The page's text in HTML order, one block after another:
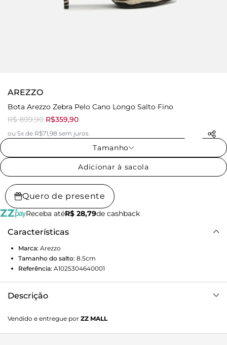
AREZZO
Bota Arezzo Zebra Pelo Cano Longo Salto Fino
R$ 899,90 R$359,90
ou 5x de R$71,98 sem juros
Tamanho
Adicionar à sacola
Quero de presente
Receba atéR$ 28,79de cashback
Características
Marca: Arezzo
Tamanho do salto: 8.5cm
Referência: A1025304640001
Descrição
modelo tem cano longo, salto médio fino e bico fino. Traz
cabedal ajustado ao pé e não possui fechamento.
Vendido e entregue por ZZ MALL